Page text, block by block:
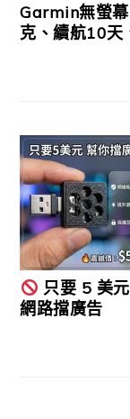
Garmin無螢
克、續航10天
只要 5 美
網路擋廣告